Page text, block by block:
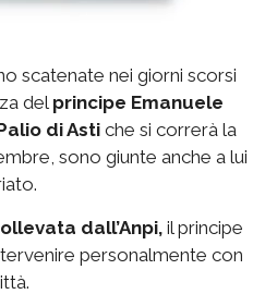
scatenate nei giorni scorsi
del principe Emanuele
di Asti che si correrà la
sono giunte anche a lui
dall’Anpi, il principe
personalmente con